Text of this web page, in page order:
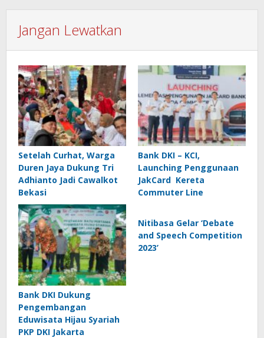
Jangan Lewatkan
Setelah Curhat, Warga
Duren Jaya Dukung Tri
Adhianto Jadi Cawalkot
Bekasi
Bank DKI – KCI,
Launching Penggunaan
JakCard Kereta
Commuter Line
Bank DKI Dukung
Pengembangan
Eduwisata Hijau Syariah
PKP DKI Jakarta
Nitibasa Gelar ‘Debate
and Speech Competition
2023’